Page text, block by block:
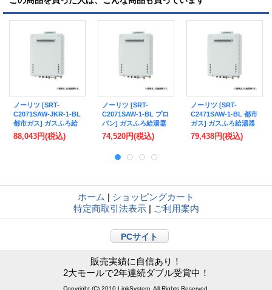
ノーリツ [SRT-
C2071SAW-JKR-1-BL
都市ガス] ガスふろ給
湯器 設置フリー形
SRT-Cシリーズ シン
88,043円(税込)
ノーリツ [SRT-
C2071SAW-1-BL プロ
パン] ガスふろ給湯器
設置フリー形 SRT-C
シリーズ シンプル エ
壁掛タイプ リモコン
74,520円(税込)
ノーリツ [SRT-
C2471SAW-1-BL 都市
ガス] ガスふろ給湯器
設置フリー形 SRT-C
シリーズ シンプル エ
79,438円(税込)
ホーム | ショッピングカート
特定商取引法表示 | ご利用案内
PCサイト
販売実績に自信あり！
2大モールで2年連続ダブル受賞中！